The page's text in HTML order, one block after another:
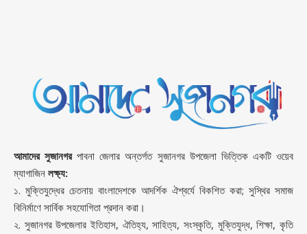
আমাদের সুজানগরপাবনা জেলার অন্তর্গত সুজানগর উপজেলা ভিত্তিক একটি ওয়েব
ম্যাগাজিন লক্ষ্য:
১. মুক্তিযুদ্ধের চেতনায় বাংলাদেশকে আদর্শিক ঐশ্বর্যে বিকশিত করা; সুস্থির সমাজ
বিনির্মাণে সার্বিক সহযোগিতা প্রদান করা।
২. সুজানগর উপজেলার ইতিহাস, ঐতিহ্য, সাহিত্য, সংস্কৃতি, মুক্তিযুদ্ধ, শিক্ষা, কৃতি